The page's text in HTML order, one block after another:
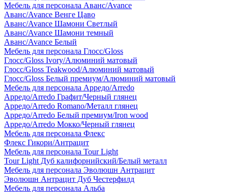
Мебель для персонала Аванс/Avance
Аванс/Avance Венге Цаво
Аванс/Avance Шамони Светлый
Аванс/Avance Шамони темный
Аванс/Avance Белый
Мебель для персонала Глосс/Gloss
Глосс/Gloss Ivory/Алюминий матовый
Глосс/Gloss Teakwood/Алюминий матовый
Глосс/Gloss Белый премиум/Алюминий матовый
Мебель для персонала Арредо/Arredo
Арредо/Arredo Графит/Черный глянец
Арредо/Arredo Romano/Металл глянец
Арредо/Arredo Белый премиум/Iron wood
Арредо/Arredo Мокко/Черный глянец
Мебель для персонала Флекс
Флекс Гикори/Антрацит
Мебель для персонала Tour Light
Tour Light Дуб калифорнийский/Белый металл
Мебель для персонала Эволюшн Антрацит
Эволюшн Антрацит Дуб Честерфилд
Мебель для персонала Альба